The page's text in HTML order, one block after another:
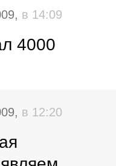
в 14:09
4000
в 12:20